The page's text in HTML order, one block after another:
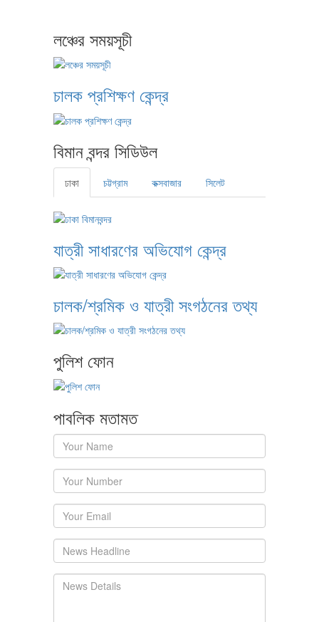
লঞ্চের সময়সূচী
চালক প্রশিক্ষণ কেন্দ্র
বিমান বন্দর সিডিউল
ঢাকা চট্টগ্রাম কক্সবাজার সিলেট
যাত্রী সাধারণের অভিযোগ কেন্দ্র
চালক/শ্রমিক ও যাত্রী সংগঠনের তথ্য
পুলিশ ফোন
পাবলিক মতামত